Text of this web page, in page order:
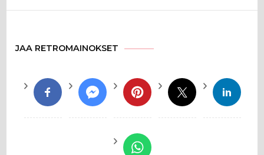
JAA RETROMAINOKSET